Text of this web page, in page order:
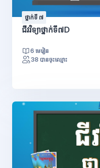
ថ្នាក់ទី ៧
ជីវវិទ្យាថ្នាក់ទី៧D
6 មេរៀន
38 បានចុះឈ្មោះ